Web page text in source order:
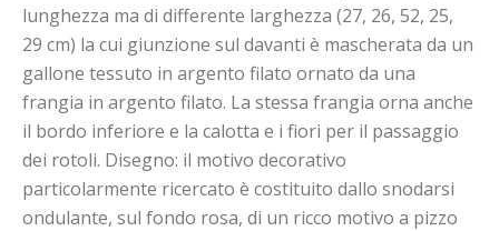
lunghezza ma di differente larghezza (27, 26, 52, 25,
29 cm) la cui giunzione sul davanti è mascherata da un
gallone tessuto in argento filato ornato da una
frangia in argento filato. La stessa frangia orna anche
il bordo inferiore e la calotta e i fiori per il passaggio
dei rotoli. Disegno: il motivo decorativo
particolarmente ricercato è costituito dallo snodarsi
ondulante, sul fondo rosa, di un ricco motivo a pizzo